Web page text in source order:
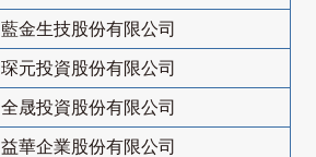
藍金生技股份有限公司
琛元投資股份有限公司
全晟投資股份有限公司
益華企業股份有限公司